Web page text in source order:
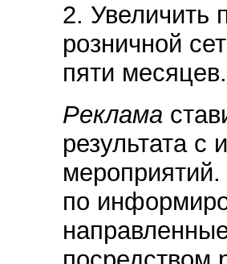
2. Увеличить
розничной
пяти месяцев.
Реклама
результата с
по